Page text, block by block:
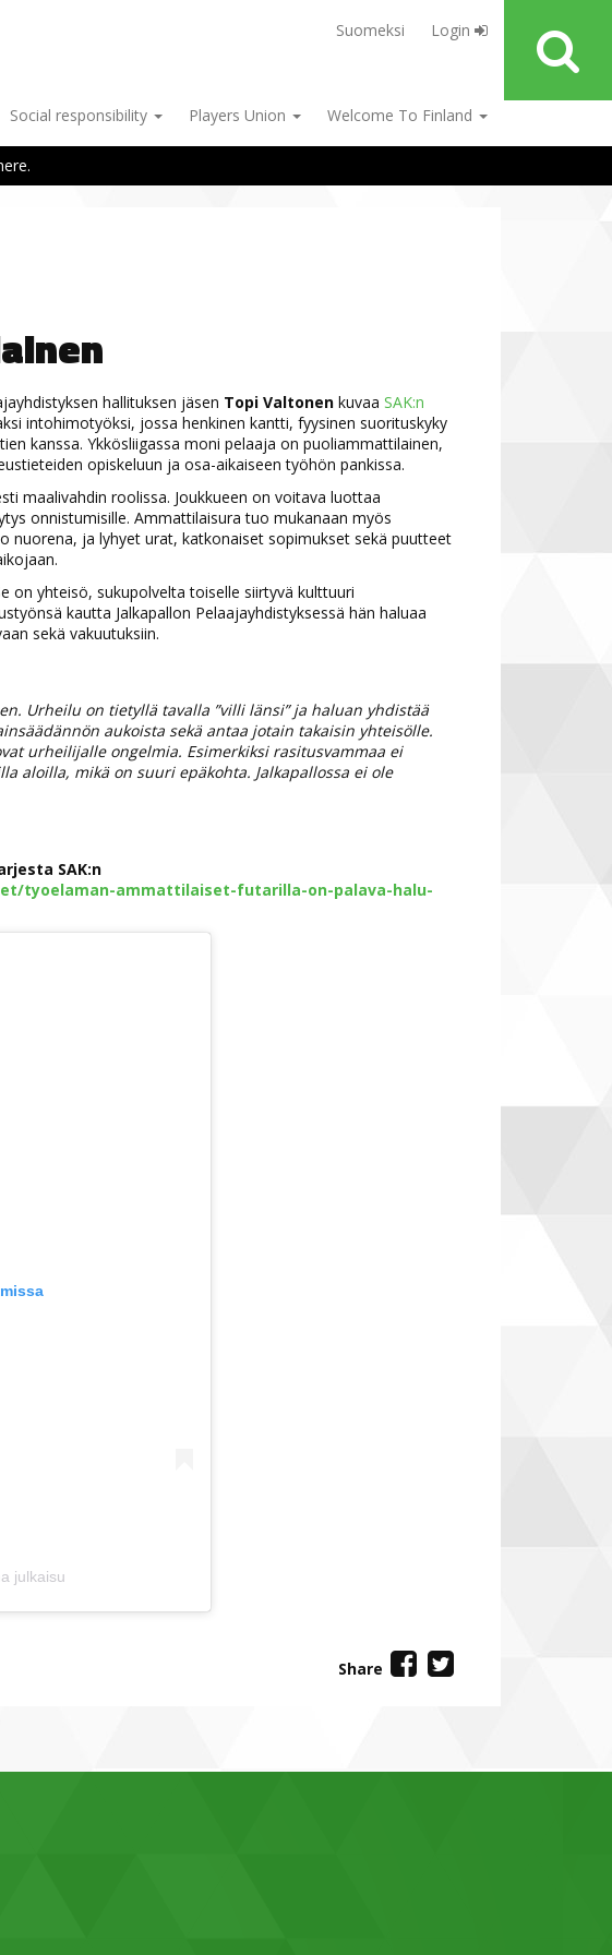
Suomeksi Login
Social responsibility Players Union Welcome To Finland
hallituksen jäsen Topi Valtonenkuvaa SAK:n
intohimotyöksi, jossa henkinen kantti, fyysinen suorituskyky
kanssa. Ykkösliigassa moni pelaaja on puoliammattilainen,
opiskeluun ja osa-aikaiseen työhön pankissa.
maalivahdin roolissa. Joukkueen on voitava luottaa
onnistumisille. Ammattilaisura tuo mukanaan myös
nuorena, ja lyhyet urat, katkonaiset sopimukset sekä puutteet
on yhteisö, sukupolvelta toiselle siirtyvä kulttuuri
kautta Jalkapallon Pelaajayhdistyksessä hän haluaa
sekä vakuutuksiin.
Urheilu on tietyllä tavalla ”villi länsi” ja haluan yhdistää
aukoista sekä antaa jotain takaisin yhteisölle.
urheilijalle ongelmia. Esimerkiksi rasitusvammaa ei
aloilla, mikä on suuri epäkohta. Jalkapallossa ei ole
SAK:n
tyoelaman-ammattilaiset-futarilla-on-palava-halu-
julkaisu
Share